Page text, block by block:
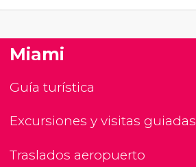
Miami
Guía turística
Excursiones y visitas guiadas
Traslados aeropuerto